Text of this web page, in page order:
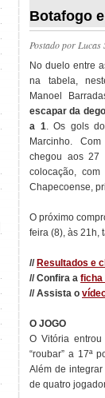
Botafogo
Postado porLucas
No duelo entre
na tabela,
Manoel
escapar da
a 1. Os gols
Marcinho.
chegou aos 27
colocação,
Chapecoense,
O próximo
feira (8), às 21h,
// Resultados e
// Confira a ficha
// Assista o
O JOGO
O Vitória
“roubar” a 17ª
Além de
de quatro